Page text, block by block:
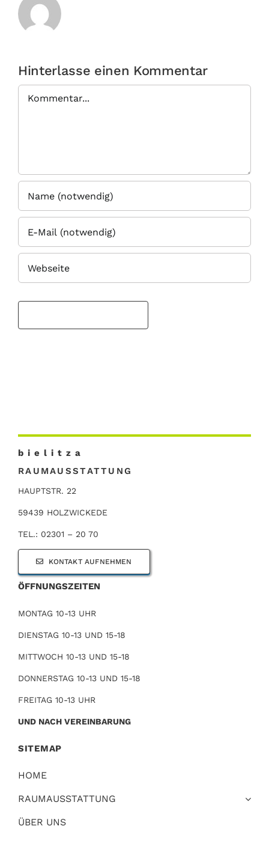
Hinterlasse einen Kommentar
b i e l i t z a
RAUMAUSSTATTUNG
HAUPTSTR. 22
59439 HOLZWICKEDE
TEL.: 02301 – 20 70
KONTAKT AUFNEHMEN
ÖFFNUNGSZEITEN
MONTAG 10-13 UHR
DIENSTAG 10-13 UND 15-18
MITTWOCH 10-13 UND 15-18
DONNERSTAG 10-13 UND 15-18
FREITAG 10-13 UHR
UND NACH VEREINBARUNG
SITEMAP
HOME
RAUMAUSSTATTUNG
ÜBER UNS